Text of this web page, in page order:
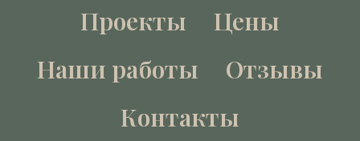
Проекты
Цены
Наши работы
Отзывы
Контакты